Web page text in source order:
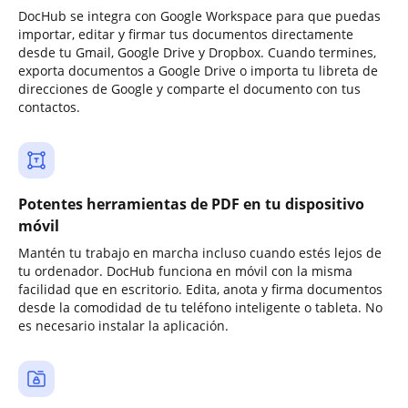
DocHub se integra con Google Workspace para que puedas
importar, editar y firmar tus documentos directamente
desde tu Gmail, Google Drive y Dropbox. Cuando termines,
exporta documentos a Google Drive o importa tu libreta de
direcciones de Google y comparte el documento con tus
contactos.
Potentes herramientas de PDF en tu dispositivo
móvil
Mantén tu trabajo en marcha incluso cuando estés lejos de
tu ordenador. DocHub funciona en móvil con la misma
facilidad que en escritorio. Edita, anota y firma documentos
desde la comodidad de tu teléfono inteligente o tableta. No
es necesario instalar la aplicación.